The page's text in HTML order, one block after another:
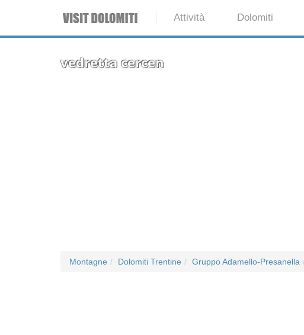
Attività Dolomiti
vedretta cercen
Montagne Dolomiti Trentine Gruppo Adamello-Presanella